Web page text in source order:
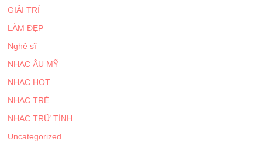
GIẢI TRÍ
LÀM ĐẸP
Nghệ sĩ
NHẠC ÂU MỸ
NHẠC HOT
NHẠC TRẺ
NHẠC TRỮ TÌNH
Uncategorized